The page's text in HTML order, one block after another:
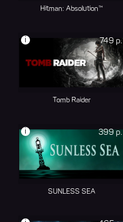
Hitman: Absolution™
749 р.
i
Tomb Raider
399 р.
i
SUNLESS SEA